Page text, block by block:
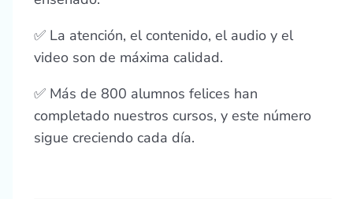
✅ La atención, el contenido, el audio y el
video son de máxima calidad.
✅ Más de 800 alumnos felices han
completado nuestros cursos, y este número
sigue creciendo cada día.